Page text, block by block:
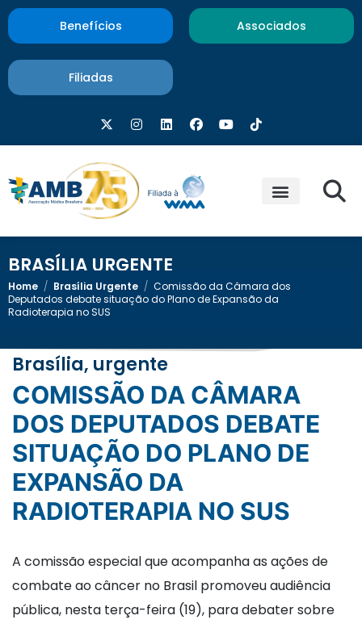
Benefícios Associados
Filiadas
BRASÍLIA URGENTE
Home / Brasília Urgente / Comissão da Câmara dos
Deputados debate situação do Plano de Expansão da
Radioterapia no SUS
Brasília, urgente
COMISSÃO DA CÂMARA
DOS DEPUTADOS DEBATE
SITUAÇÃO DO PLANO DE
EXPANSÃO DA
RADIOTERAPIA NO SUS
A comissão especial que acompanha as ações de
combate ao câncer no Brasil promoveu audiência
pública, nesta terça-feira (19), para debater sobre